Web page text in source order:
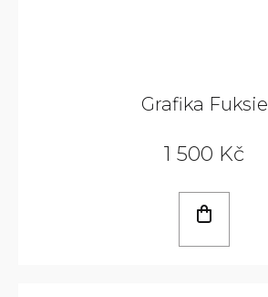
Grafika Fuksie
1 500 Kč